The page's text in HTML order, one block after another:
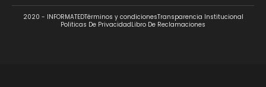
2020 - INFORMATEDTérminos y condicionesTransparencia Institucional
Politicas De PrivacidadLibro De Reclamaciones